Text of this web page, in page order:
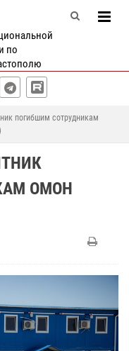
по
погибшим сотрудникам
ОМОН